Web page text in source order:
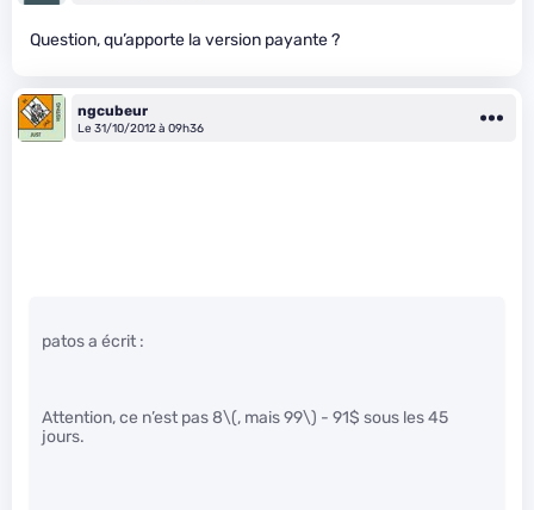
Question, qu’apporte la version payante ?
ngcubeur
Le 31/10/2012 à 09h36
patos a écrit :
Attention, ce n’est pas 8\(, mais 99\) - 91$ sous les 45
jours.